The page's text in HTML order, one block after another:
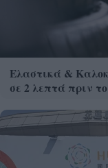
Ελαστικά &
σε 2 λεπτά πριν